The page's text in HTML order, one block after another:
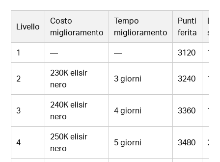
Livello
Costo
miglioramento
Tempo
miglioramento
Punti
ferita
1
— — 3120
2
230K elisir
nero
3 giorni 3240
3
240K elisir
nero
4 giorni 3360
4
250K elisir
nero
5 giorni 3480